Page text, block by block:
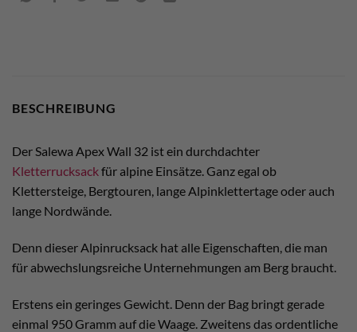
BESCHREIBUNG
Der Salewa Apex Wall 32 ist ein durchdachter
Kletterrucksackfür alpine Einsätze. Ganz egal ob
Klettersteige, Bergtouren, lange Alpinklettertage oder auch
lange Nordwände.
Denn dieser Alpinrucksack hat alle Eigenschaften, die man
für abwechslungsreiche Unternehmungen am Berg braucht.
Erstens ein geringes Gewicht. Denn der Bag bringt gerade
einmal 950 Gramm auf die Waage. Zweitens das ordentliche